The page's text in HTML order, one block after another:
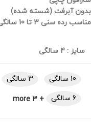
بدون آبرفت (شسته شده)
مناسب رده سنی 3 تا 10 سالگی
سایز : 4 سالگی
10 سالگی 3 سالگی
6 سالگی
+ 3 more